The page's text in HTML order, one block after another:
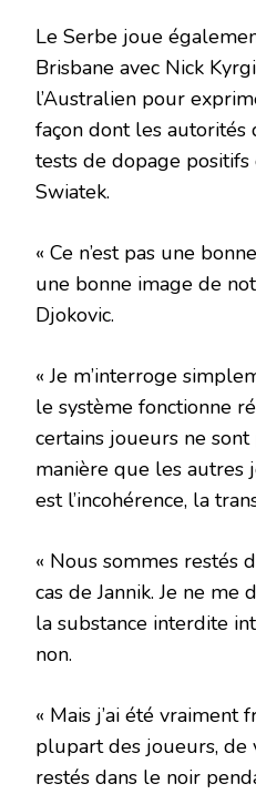
Le Serbe joue
Brisbane avec Nick
l’Australien pour
façon dont les
tests de dopage positifs
Swiatek.
« Ce n’est pas une
une bonne image de
Djokovic.
« Je m’interroge
le système fonctionne
certains joueurs ne
manière que les autres
est l’incohérence, la
« Nous sommes restés
cas de Jannik. Je ne me
la substance interdite
non.
« Mais j’ai été vraiment
plupart des joueurs, de
restés dans le noir